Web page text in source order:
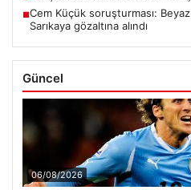
■Cem Küçük soruşturması:
Sarıkaya gözaltına alındı
Güncel
06/08/2026